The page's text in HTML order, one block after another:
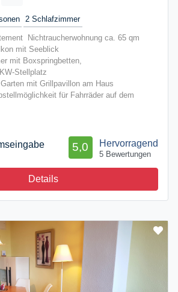
2 Schlafzimmer
Nichtraucherwohnung ca. 65 qm
mit Seeblick
mit Boxspringbetten,
Stellplatz
mit Grillpavillon am Haus
für Fahrräder auf dem
Hervorragend
5,0
5 Bewertungen
Details